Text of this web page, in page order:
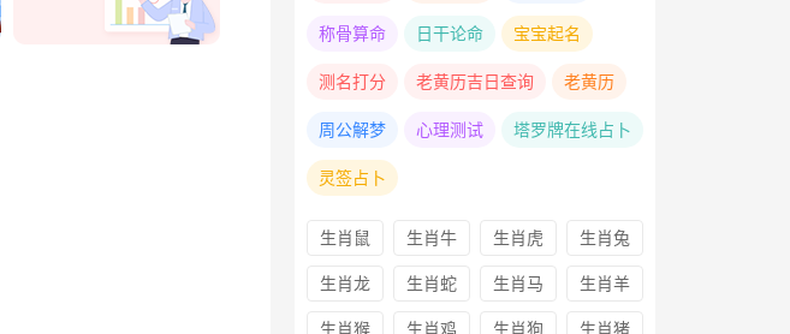
称骨算命 日干论命 宝宝起名
测名打分 老黄历吉日查询 老黄历
周公解梦 心理测试 塔罗牌在线占卜
灵签占卜
生肖鼠 生肖牛 生肖虎 生肖兔
生肖龙 生肖蛇 生肖马 生肖羊
生肖猴 生肖鸡 生肖狗 生肖猪